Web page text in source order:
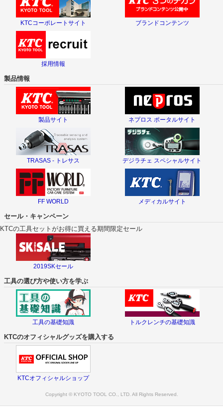
KTCコーポレートサイト ブランドコンテンツ
採用情報
製品情報
製品サイト ネプロス ポータルサイト
TRASAS - トレサス デジラチェ スペシャルサイト
FF WORLD メディカルサイト
セール・キャンペーン
KTCの工具セットがお得に買える期間限定セール
2019SKセール
工具の選び方や使い方を学ぶ
工具の基礎知識 トルクレンチの基礎知識
KTCのオフィシャルグッズを購入する
KTCオフィシャルショップ
Copyright © KYOTO TOOL CO., LTD. All Rights Reserved.